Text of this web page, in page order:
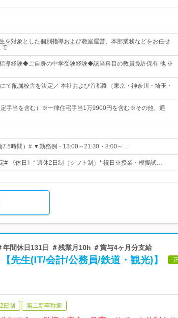
を対象とした個別指導および教室運営、本部業務などをお任せ
で
導経験◆ご自身の中学受験経験◆該当科目の教員免許保有 他 ※
て配属校舎を決定／ 本社および首都圏（東京・神奈川・埼玉・
手当を含む）※一律住宅手当1万9900円を含む※その他、通
7.5時間）# ▼勤務例・13:00～21:30・8:00～…
# 《休日》* 週休2日制（シフト制）* 祝日※授業・模擬試…
間休日131日 ＃残業月10h ＃賞与4ヶ月分支給
先生(IT/会計/公務員/鉄道・観光)】
日制 第二新卒歓迎